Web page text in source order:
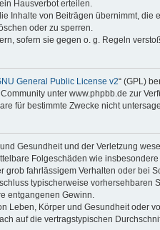
Hausverbot erteilen.
Inhalte von Beiträgen übernimmt,
oder zu sperren.
sofern sie gegen o. g. Regeln
General Public License v2“ (GPL)
unter www.phpbb.de zur
für bestimmte Zwecke nicht
Gesundheit und der Verletzung
Folgeschäden wie
fahrlässigem Verhalten oder bei
typischerweise
entgangenen Gewinn.
Leben, Körper und Gesundheit oder
auf die vertragstypischen